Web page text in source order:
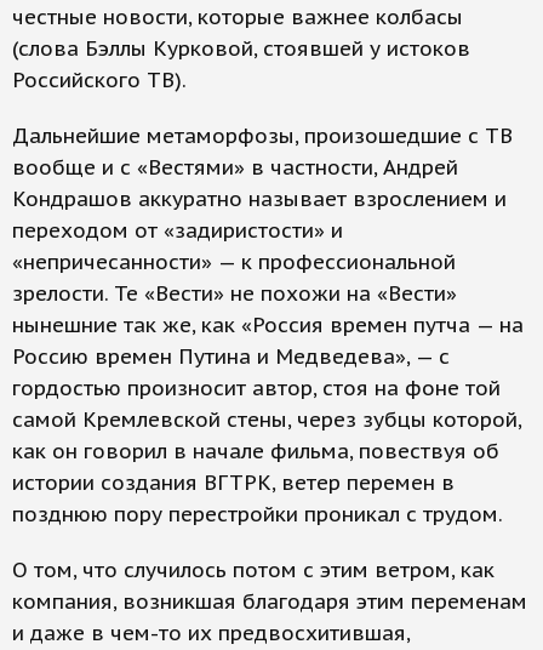
честные новости, которые важнее колбасы
(слова Бэллы Курковой, стоявшей у истоков
Российского ТВ).
Дальнейшие метаморфозы, произошедшие с ТВ
вообще и с «Вестями» в частности, Андрей
Кондрашов аккуратно называет взрослением и
переходом от «задиристости» и
«непричесанности» — к профессиональной
зрелости. Те «Вести» не похожи на «Вести»
нынешние так же, как «Россия времен путча — на
Россию времен Путина и Медведева», — с
гордостью произносит автор, стоя на фоне той
самой Кремлевской стены, через зубцы которой,
как он говорил в начале фильма, повествуя об
истории создания ВГТРК, ветер перемен в
позднюю пору перестройки проникал с трудом.
О том, что случилось потом с этим ветром, как
компания, возникшая благодаря этим переменам
и даже в чем-то их предвосхитившая,